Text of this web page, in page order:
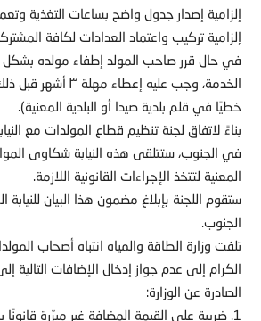
إلزامية إصدار جدول واضح بساعات التغذية
إلزامية تركيب واعتماد العدادات لكافة
في حال قرر صاحب المولد إطفاء مولده بشكل
الخدمة، وجب عليه
خطيًا في قلم بلدية صيدا أو البلدية المعنية).
بناءً لاتفاق لجنة تنظيم قطاع المولدات مع
في الجنوب، ستتلقى هذه النيابة شكاوى
المعنية لتتخذ الإجراءات القانونية اللازمة.
ستقوم اللجنة بإبلاغ مضمون هذا البيان للنيابة
الجنوب.
تلفت وزارة الطاقة والمياه انتباه أصحاب
الكرام إلى عدم جواز إدخال الإضافات التالية
الصادرة عن الوزارة:
1. ضريبة على القيمة المضافة غير مبرّرة